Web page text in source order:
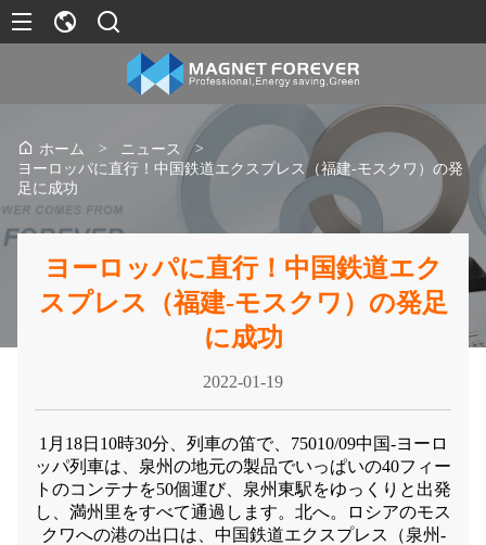
ホーム > ニュース
>
ヨーロッパに直行！中国鉄道エクスプレス（福建-モスクワ）の発
足に成功
ヨーロッパに直行！中国鉄道エク
スプレス（福建-モスクワ）の発足
に成功
2022-01-19
1月18日10時30分、列車の笛で、75010/09中国-ヨーロ
ッパ列車は、泉州の地元の製品でいっぱいの40フィー
トのコンテナを50個運び、泉州東駅をゆっくりと出発
し、満州里をすべて通過します。北へ。ロシアのモス
クワへの港の出口は、中国鉄道エクスプレス（泉州-